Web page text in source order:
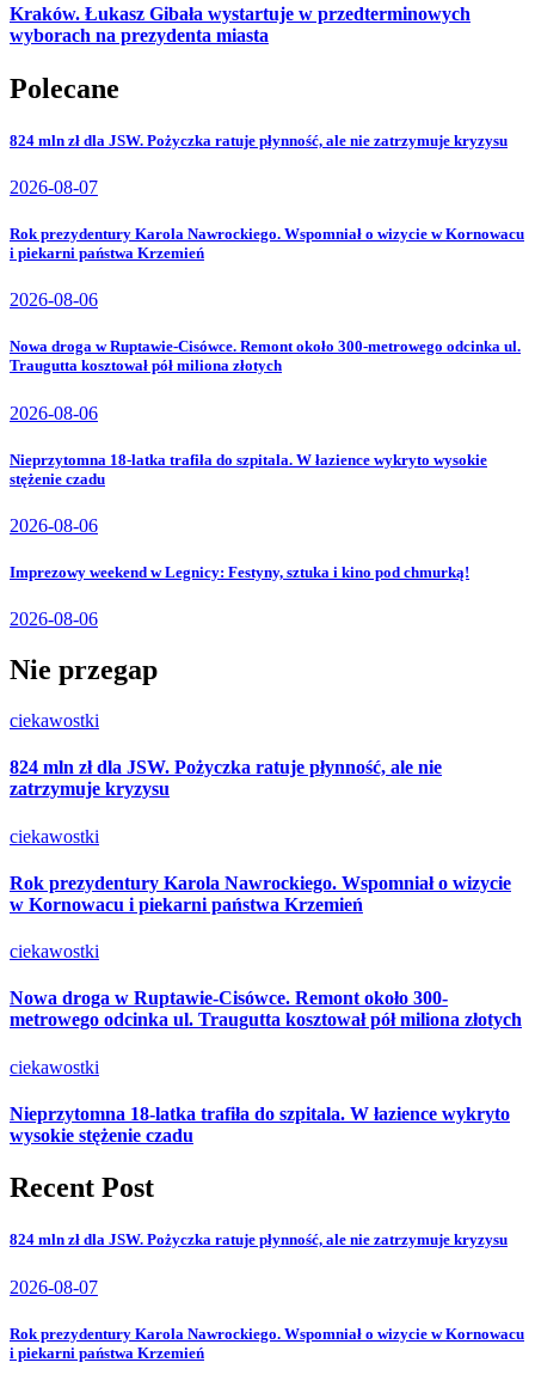
Kraków. Łukasz Gibała wystartuje w przedterminowych
wyborach na prezydenta miasta
Polecane
824 mln zł dla JSW. Pożyczka ratuje płynność, ale nie zatrzymuje kryzysu
2026-08-07
Rok prezydentury Karola Nawrockiego. Wspomniał o wizycie w Kornowacu
i piekarni państwa Krzemień
2026-08-06
Nowa droga w Ruptawie-Cisówce. Remont około 300-metrowego odcinka ul.
Traugutta kosztował pół miliona złotych
2026-08-06
Nieprzytomna 18-latka trafiła do szpitala. W łazience wykryto wysokie
stężenie czadu
2026-08-06
Imprezowy weekend w Legnicy: Festyny, sztuka i kino pod chmurką!
2026-08-06
Nie przegap
ciekawostki
824 mln zł dla JSW. Pożyczka ratuje płynność, ale nie
zatrzymuje kryzysu
ciekawostki
Rok prezydentury Karola Nawrockiego. Wspomniał o wizycie
w Kornowacu i piekarni państwa Krzemień
ciekawostki
Nowa droga w Ruptawie-Cisówce. Remont około 300-
metrowego odcinka ul. Traugutta kosztował pół miliona złotych
ciekawostki
Nieprzytomna 18-latka trafiła do szpitala. W łazience wykryto
wysokie stężenie czadu
Recent Post
824 mln zł dla JSW. Pożyczka ratuje płynność, ale nie zatrzymuje kryzysu
2026-08-07
Rok prezydentury Karola Nawrockiego. Wspomniał o wizycie w Kornowacu
i piekarni państwa Krzemień